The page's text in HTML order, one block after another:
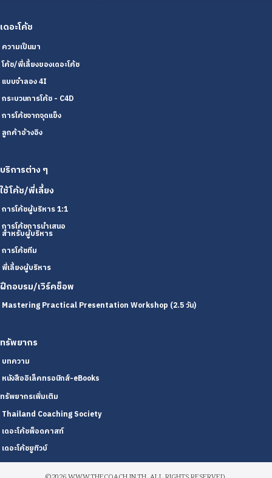
เดอะโค้ช
ความเป็นมา
โค้ช/พี่เลี้ยงของเดอะโค้ช
แบบจำลอง 4I
กระบวนการโค้ช - C4D
การโค้ชจากจุดแข็ง
ลูกค้าอ้างอิง
บริการต่าง ๆ
ใช้โค้ช/พี่เลี้ยง
การโค้ชผู้บริหาร 1:1
การโค้ชการนำเสนอ
สำหรับผู้บริหาร
การโค้ชทีม
พี่เลี้ยงผู้บริหาร
ฝึกอบรม/เวิร์คช็อพ
Mastering Practical Presentation Workshop (2.5 วัน)
ทรัพยากร
บทความ
หนังสืออิเล็คทรอนิกส์-eBooks
ทรัพยากรเพิ่มเติม
Thailand Coaching Society
เดอะโค้ชพ็อดคาสท์
เดอะโค้ชยูทิวบ์